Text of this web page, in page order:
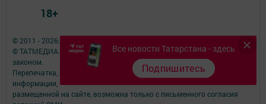
Все новости Татарстана - здесь
Подпишитесь
© 2011 - 2026. Знамя газета Буинского района. Все права защищены.
© ТАТМЕДИА. Все материалы, размещенные на сайте, защищены
законом.
Перепечатка, воспроизведение и распространение в любом объеме
информации,
размещенной на сайте, возможна только с письменного согласия
18+